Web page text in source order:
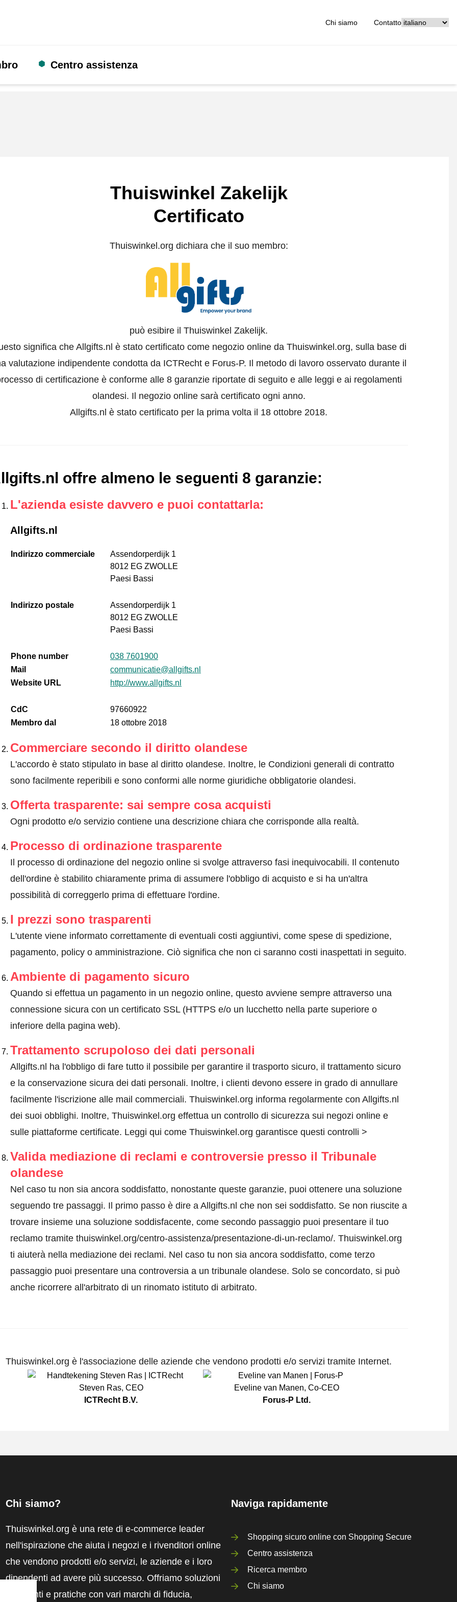
Chi siamo Contatto
Centro assistenza
Thuiswinkel Zakelijk
Certificato
Thuiswinkel.org dichiara che il suo membro:
può esibire il Thuiswinkel Zakelijk.
significa che Allgifts.nl è stato certificato come negozio online da Thuiswinkel.org, sulla base di
valutazione indipendente condotta da ICTRecht e Forus-P. Il metodo di lavoro osservato durante il
di certificazione è conforme alle 8 garanzie riportate di seguito e alle leggi e ai regolamenti
olandesi. Il negozio online sarà certificato ogni anno.
Allgifts.nl è stato certificato per la prima volta il 18 ottobre 2018.
offre almeno le seguenti 8 garanzie:
L'azienda esiste davvero e puoi contattarla:
Allgifts.nl
Indirizzo commerciale
Assendorperdijk 1
8012 EG ZWOLLE
Paesi Bassi
Indirizzo postale
Assendorperdijk 1
8012 EG ZWOLLE
Paesi Bassi
Phone number
038 7601900
Mail
communicatie@allgifts.nl
Website URL
http://www.allgifts.nl
CdC
97660922
Membro dal
18 ottobre 2018
Commerciare secondo il diritto olandese
L'accordo è stato stipulato in base al diritto olandese. Inoltre, le Condizioni generali di contratto
sono facilmente reperibili e sono conformi alle norme giuridiche obbligatorie olandesi.
Offerta trasparente: sai sempre cosa acquisti
Ogni prodotto e/o servizio contiene una descrizione chiara che corrisponde alla realtà.
Processo di ordinazione trasparente
Il processo di ordinazione del negozio online si svolge attraverso fasi inequivocabili. Il contenuto
dell'ordine è stabilito chiaramente prima di assumere l'obbligo di acquisto e si ha un'altra
possibilità di correggerlo prima di effettuare l'ordine.
I prezzi sono trasparenti
L'utente viene informato correttamente di eventuali costi aggiuntivi, come spese di spedizione,
pagamento, policy o amministrazione. Ciò significa che non ci saranno costi inaspettati in seguito.
Ambiente di pagamento sicuro
Quando si effettua un pagamento in un negozio online, questo avviene sempre attraverso una
connessione sicura con un certificato SSL (HTTPS e/o un lucchetto nella parte superiore o
inferiore della pagina web).
Trattamento scrupoloso dei dati personali
Allgifts.nl ha l'obbligo di fare tutto il possibile per garantire il trasporto sicuro, il trattamento sicuro
e la conservazione sicura dei dati personali. Inoltre, i clienti devono essere in grado di annullare
facilmente l'iscrizione alle mail commerciali. Thuiswinkel.org informa regolarmente con Allgifts.nl
dei suoi obblighi. Inoltre, Thuiswinkel.org effettua un controllo di sicurezza sui negozi online e
sulle piattaforme certificate. Leggi qui come Thuiswinkel.org garantisce questi controlli >
Valida mediazione di reclami e controversie presso il Tribunale
olandese
Nel caso tu non sia ancora soddisfatto, nonostante queste garanzie, puoi ottenere una soluzione
seguendo tre passaggi. Il primo passo è dire a Allgifts.nl che non sei soddisfatto. Se non riuscite a
trovare insieme una soluzione soddisfacente, come secondo passaggio puoi presentare il tuo
reclamo tramite thuiswinkel.org/centro-assistenza/presentazione-di-un-reclamo/. Thuiswinkel.org
ti aiuterà nella mediazione dei reclami. Nel caso tu non sia ancora soddisfatto, come terzo
passaggio puoi presentare una controversia a un tribunale olandese. Solo se concordato, si può
anche ricorrere all'arbitrato di un rinomato istituto di arbitrato.
Thuiswinkel.org è l'associazione delle aziende che vendono prodotti e/o servizi tramite Internet.
Steven Ras, CEO
ICTRecht B.V.
Eveline van Manen, Co-CEO
Forus-P Ltd.
Chi siamo?
Thuiswinkel.org è una rete di e-commerce leader
nell'ispirazione che aiuta i negozi e i rivenditori online
che vendono prodotti e/o servizi, le aziende e i loro
dipendenti ad avere più successo. Offriamo soluzioni
pertinenti e pratiche con vari marchi di fiducia,
Naviga rapidamente
Shopping sicuro online con Shopping Secure
Centro assistenza
Ricerca membro
Chi siamo